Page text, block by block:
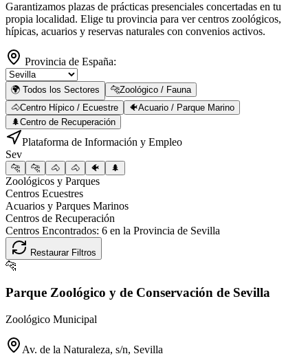
Garantizamos plazas de prácticas presenciales concertadas en tu
propia localidad. Elige tu provincia para ver centros zoológicos,
hípicas, acuarios y reservas naturales con convenios activos.
Provincia de España:
🌍 Todos los Sectores 🐆Zoológico / Fauna
🐴Centro Hípico / Ecuestre 🐠Acuario / Parque Marino
🌲Centro de Recuperación
Plataforma de Información y Empleo
Sev
🐆 🐆 🐴 🐴 🐠 🌲
Zoológicos y Parques
Centros Ecuestres
Acuarios y Parques Marinos
Centros de Recuperación
Centros Encontrados: 6 en la Provincia de Sevilla
Restaurar Filtros
🐆
Parque Zoológico y de Conservación de Sevilla
Zoológico Municipal
Av. de la Naturaleza, s/n, Sevilla